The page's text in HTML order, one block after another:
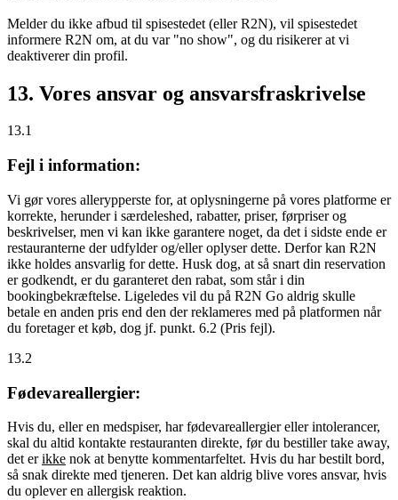
Melder du ikke afbud til spisestedet (eller R2N), vil spisestedet
informere R2N om, at du var "no show", og du risikerer at vi
deaktiverer din profil.
13. Vores ansvar og ansvarsfraskrivelse
13.1
Fejl i information:
Vi gør vores allerypperste for, at oplysningerne på vores platforme er
korrekte, herunder i særdeleshed, rabatter, priser, førpriser og
beskrivelser, men vi kan ikke garantere noget, da det i sidste ende er
restauranterne der udfylder og/eller oplyser dette. Derfor kan R2N
ikke holdes ansvarlig for dette. Husk dog, at så snart din reservation
er godkendt, er du garanteret den rabat, som står i din
bookingbekræftelse. Ligeledes vil du på R2N Go aldrig skulle
betale en anden pris end den der reklameres med på platformen når
du foretager et køb, dog jf. punkt. 6.2 (Pris fejl).
13.2
Fødevareallergier:
Hvis du, eller en medspiser, har fødevareallergier eller intolerancer,
skal du altid kontakte restauranten direkte, før du bestiller take away,
det erikke nok at benytte kommentarfeltet. Hvis du har bestilt bord,
så snak direkte med tjeneren. Det kan aldrig blive vores ansvar, hvis
du oplever en allergisk reaktion.